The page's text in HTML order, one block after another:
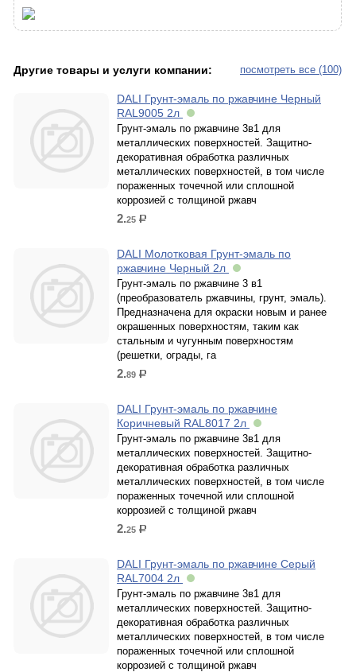
посмотреть все (100)
Другие товары и услуги компании:
DALI Грунт-эмаль по ржавчине Черный
RAL9005 2л
Грунт-эмаль по ржавчине 3в1 для
металлических поверхностей. Защитно-
декоративная обработка различных
металлических поверхностей, в том числе
пораженных точечной или сплошной
коррозией c толщиной ржавч
2.25 р.
DALI Молотковая Грунт-эмаль по
ржавчине Черный 2л
Грунт-эмаль по ржавчине 3 в1
(преобразователь ржавчины, грунт, эмаль).
Предназначена для окраски новым и ранее
окрашенных поверхностям, таким как
стальным и чугунным поверхностям
(решетки, ограды, га
2.89 р.
DALI Грунт-эмаль по ржавчине
Коричневый RAL8017 2л
Грунт-эмаль по ржавчине 3в1 для
металлических поверхностей. Защитно-
декоративная обработка различных
металлических поверхностей, в том числе
пораженных точечной или сплошной
коррозией c толщиной ржавч
2.25 р.
DALI Грунт-эмаль по ржавчине Серый
RAL7004 2л
Грунт-эмаль по ржавчине 3в1 для
металлических поверхностей. Защитно-
декоративная обработка различных
металлических поверхностей, в том числе
пораженных точечной или сплошной
коррозией c толщиной ржавч